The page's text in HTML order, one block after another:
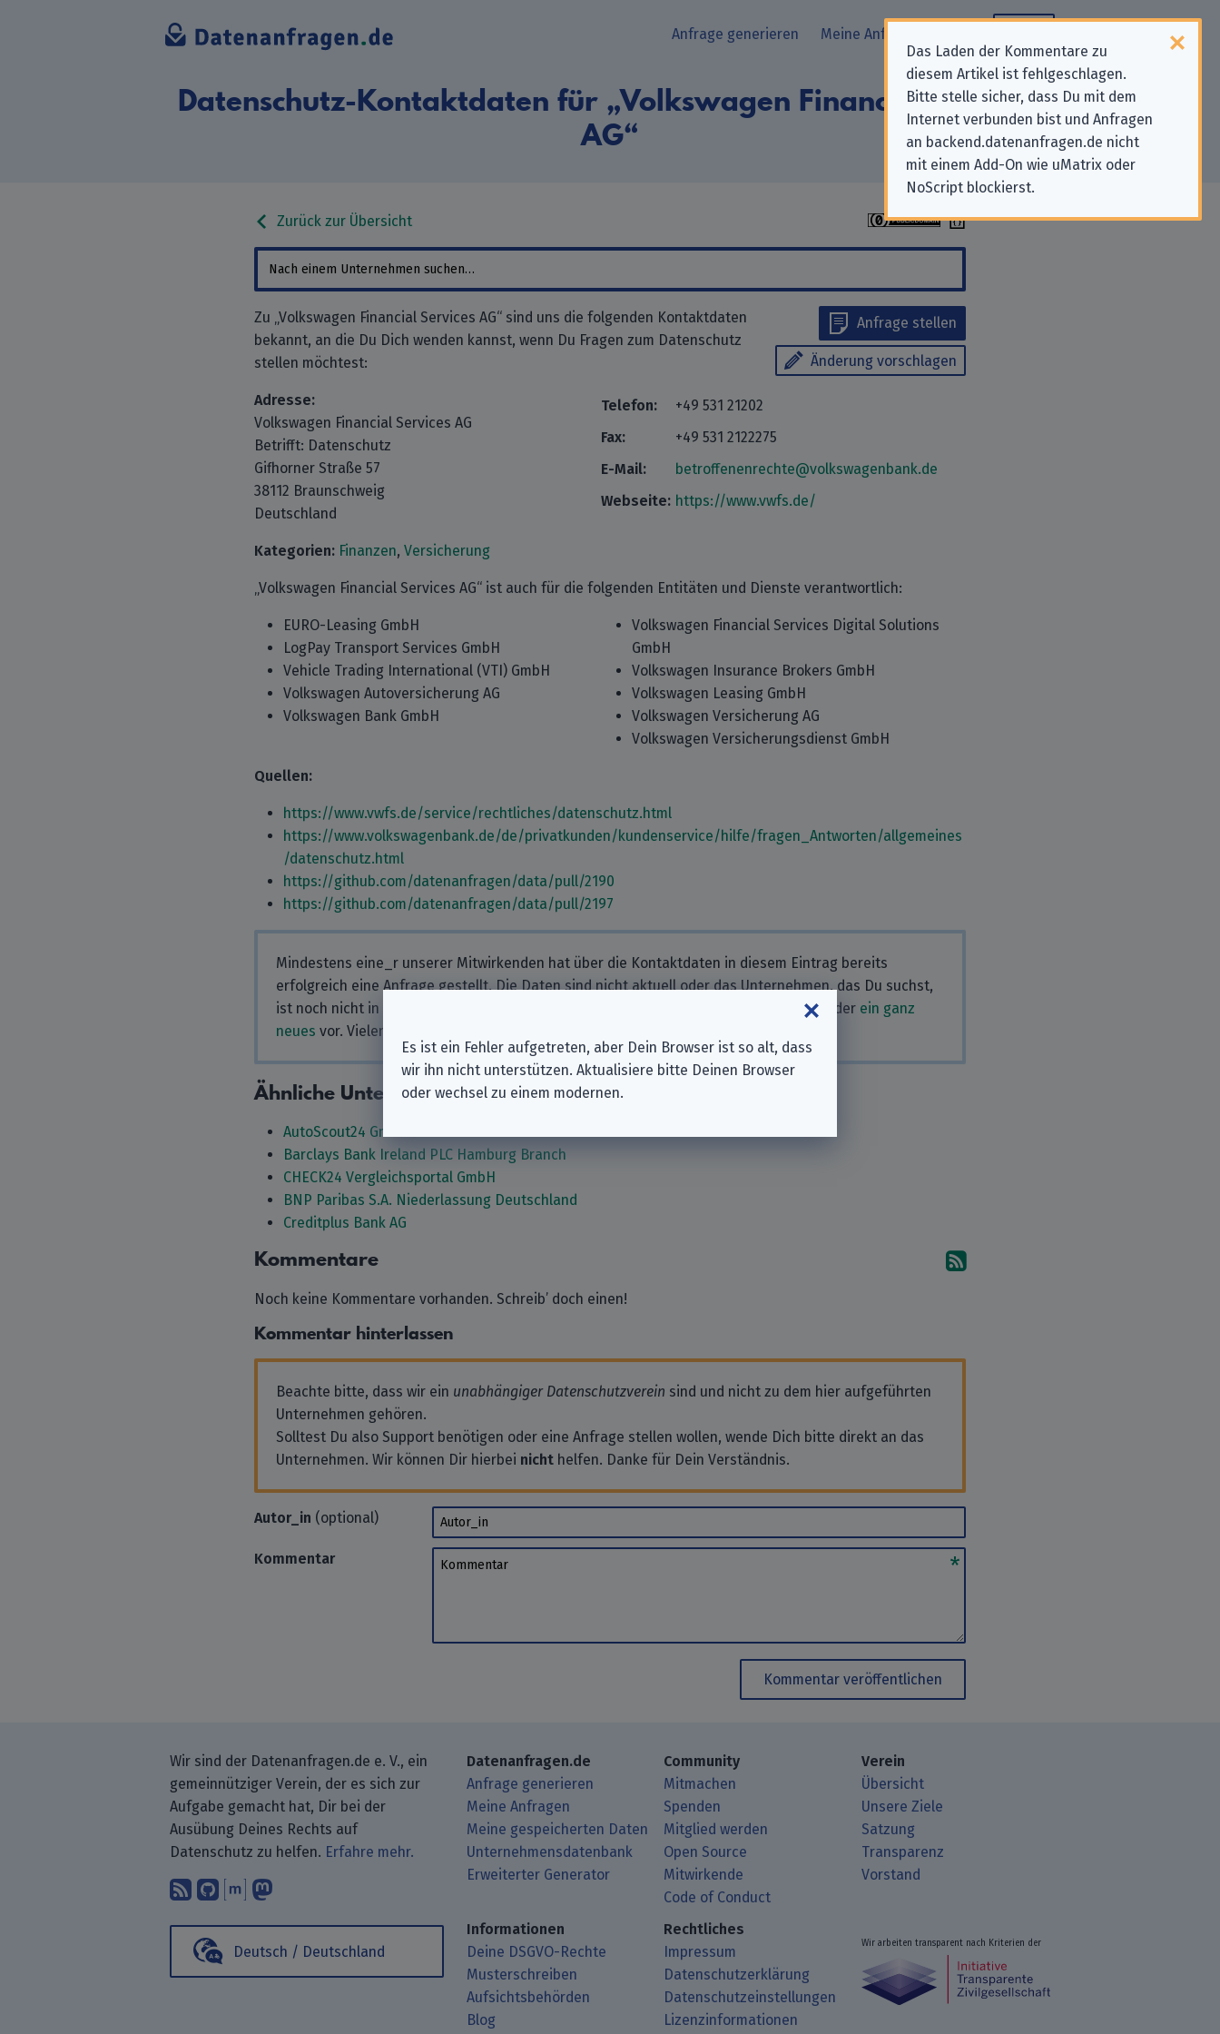
Das Laden der Kommentare zu
diesem Artikel ist fehlgeschlagen.
Bitte stelle sicher, dass Du mit dem
Internet verbunden bist und Anfragen
an backend.datenanfragen.de nicht
mit einem Add-On wie uMatrix oder
NoScript blockierst.
Anfrage generieren Meine Anfragen
Datenschutz-Kontaktdaten für „Volkswagen Financial Services
AG“
Zurück zur Übersicht
Anfrage stellen
Änderung vorschlagen
Zu „Volkswagen Financial Services AG“ sind uns die folgenden Kontaktdaten
bekannt, an die Du Dich wenden kannst, wenn Du Fragen zum Datenschutz
stellen möchtest:
Adresse:
Volkswagen Financial Services AG
Betrifft: Datenschutz
Gifhorner Straße 57
38112 Braunschweig
Deutschland
Telefon:
+49 531 21202
Fax:
+49 531 2122275
E-Mail:
betroffenenrechte@volkswagenbank.de
Webseite: https://www.vwfs.de/
Kategorien: Finanzen, Versicherung
„Volkswagen Financial Services AG“ ist auch für die folgenden Entitäten und Dienste verantwortlich:
EURO-Leasing GmbH
LogPay Transport Services GmbH
Vehicle Trading International (VTI) GmbH
Volkswagen Autoversicherung AG
Volkswagen Bank GmbH
Volkswagen Financial Services Digital Solutions
GmbH
Volkswagen Insurance Brokers GmbH
Volkswagen Leasing GmbH
Volkswagen Versicherung AG
Volkswagen Versicherungsdienst GmbH
Quellen:
https://www.vwfs.de/service/rechtliches/datenschutz.html
https://www.volkswagenbank.de/de/privatkunden/kundenservice/hilfe/fragen_Antworten/allgemeines
/datenschutz.html
https://github.com/datenanfragen/data/pull/2190
https://github.com/datenanfragen/data/pull/2197
Mindestens eine_r unserer Mitwirkenden hat über die Kontaktdaten in diesem Eintrag bereits
erfolgreich eine Anfrage gestellt. Die Daten sind nicht aktuell oder das Unternehmen, das Du suchst,
ist noch nicht in unserer Datenbank? Schlag
eine Änderung für dieses Unternehmen oder ein ganz
neues vor. Vielen Dank für Deine Mithilfe!
Ähnliche Unternehmen
AutoScout24 GmbH
Barclays Bank Ireland PLC Hamburg Branch
CHECK24 Vergleichsportal GmbH
BNP Paribas S.A. Niederlassung Deutschland
Creditplus Bank AG
Kommentare Abonniere die
Noch keine Kommentare vorhanden. Schreib’ doch einen!
Kommentar hinterlassen
Beachte bitte, dass wir ein unabhängiger Datenschutzverein sind und nicht zu dem hier aufgeführten
Unternehmen gehören.
Solltest Du also Support benötigen oder eine Anfrage stellen wollen, wende Dich bitte direkt an das
Unternehmen. Wir können Dir hierbei nicht helfen. Danke für Dein Verständnis.
Autor_in (optional) Autor_in
Kommentar Kommentar
Kommentar veröffentlichen
Wir sind der Datenanfragen.de e. V., ein
gemeinnütziger Verein, der es sich zur
Aufgabe gemacht hat, Dir bei der
Ausübung Deines Rechts auf
Datenschutz zu helfen. Erfahre mehr.
Abonniere unsere Blogbeiträge mit Deinem RSS-Reader.
Finde uns bei GitHub.
Unterhalte Dich mit uns über Matrix.
Folge uns bei Mastodon.
Deutsch / Deutschland
Datenanfragen.de
Anfrage generieren
Meine Anfragen
Meine gespeicherten Daten
Unternehmensdatenbank
Erweiterter Generator
Community
Mitmachen
Spenden
Mitglied werden
Open Source
Mitwirkende
Code of Conduct
Verein
Übersicht
Unsere Ziele
Satzung
Transparenz
Vorstand
Informationen
Deine DSGVO-Rechte
Musterschreiben
Aufsichtsbehörden
Blog
Rechtliches
Impressum
Datenschutzerklärung
Datenschutzeinstellungen
Lizenzinformationen
Wir arbeiten transparent nach Kriterien der
Es ist ein Fehler aufgetreten, aber Dein Browser ist so alt, dass
wir ihn nicht unterstützen. Aktualisiere bitte Deinen Browser
oder wechsel zu einem modernen.